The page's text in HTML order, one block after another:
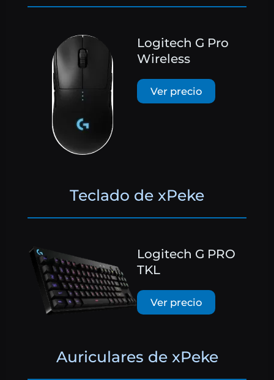
Logitech G Pro
Wireless
Ver precio
Teclado de xPeke
Logitech G PRO
TKL
Ver precio
Auriculares de xPeke